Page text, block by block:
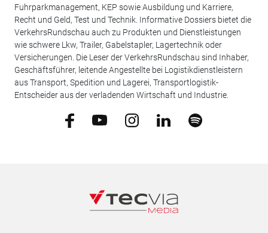
Fuhrparkmanagement, KEP sowie Ausbildung und Karriere,
Recht und Geld, Test und Technik. Informative Dossiers bietet die
VerkehrsRundschau auch zu Produkten und Dienstleistungen
wie schwere Lkw, Trailer, Gabelstapler, Lagertechnik oder
Versicherungen. Die Leser der VerkehrsRundschau sind Inhaber,
Geschäftsführer, leitende Angestellte bei Logistikdienstleistern
aus Transport, Spedition und Lagerei, Transportlogistik-
Entscheider aus der verladenden Wirtschaft und Industrie.